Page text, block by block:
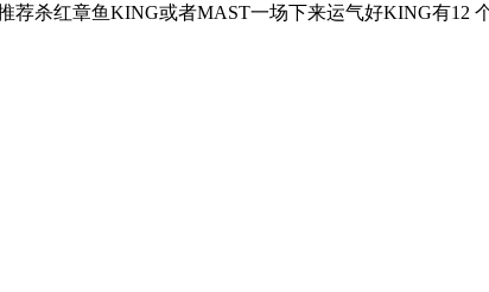
杀红章鱼KING或者MAST一场下来运气好KING有12